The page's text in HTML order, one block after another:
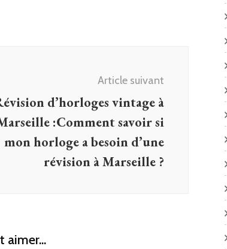
Article suivant
d’horloges vintage à
:Comment savoir si
mon horloge a besoin d’une
révision à Marseille ?
aimer...